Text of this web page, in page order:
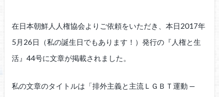
在日本朝鮮人人権協会よりご依頼をいただき、本日2017年
5月26日（私の誕生日でもあります！）発行の『人権と生
活』44号に文章が掲載されました。
私の文章のタイトルは「排外主義と主流ＬＧＢＴ運動 —